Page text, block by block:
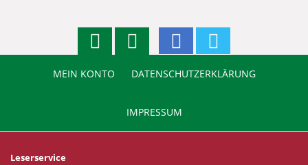
MEIN KONTO DATENSCHUTZERKLÄRUNG
IMPRESSUM
Leserservice